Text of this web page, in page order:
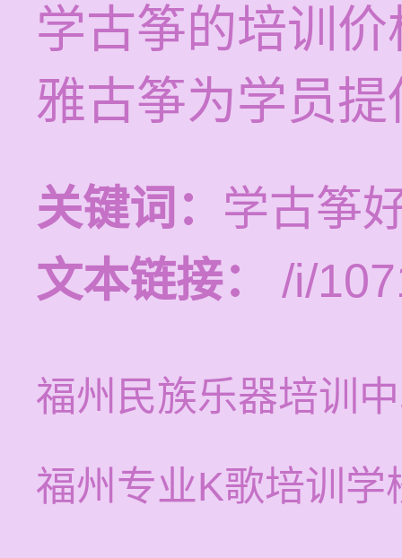
学古筝的培训
雅古筝为学员
关键词： 学古筝
文本链接：
/i/
福州民族乐器培训
福州专业K歌培训学